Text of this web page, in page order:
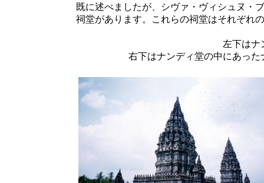
既に述べましたが、シヴァ・ヴィシュヌ・
祠堂があります。これらの祠堂はそれぞれ
左下はナ
右下はナンディ堂の中にあっ